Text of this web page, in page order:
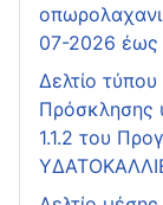
07-2026
Δελτίο
Πρόσκλησης
1.1.2 του